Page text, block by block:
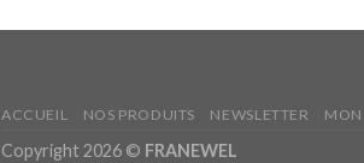
ACCUEIL NOS PRODUITS NEWSLETTER
Copyright 2026 © FRANEWEL